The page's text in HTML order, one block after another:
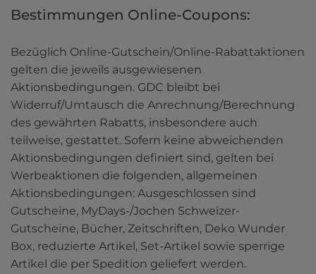
Bestimmungen Online-Coupons:
Bezüglich Online-Gutschein/Online-Rabattaktionen
gelten die jeweils ausgewiesenen
Aktionsbedingungen. GDC bleibt bei
Widerruf/Umtausch die Anrechnung/Berechnung
des gewährten Rabatts, insbesondere auch
teilweise, gestattet. Sofern keine abweichenden
Aktionsbedingungen definiert sind, gelten bei
Werbeaktionen die folgenden, allgemeinen
Aktionsbedingungen: Ausgeschlossen sind
Gutscheine, MyDays-/Jochen Schweizer-
Gutscheine, Bücher, Zeitschriften, Deko Wunder
Box, reduzierte Artikel, Set-Artikel sowie sperrige
Artikel die per Spedition geliefert werden.